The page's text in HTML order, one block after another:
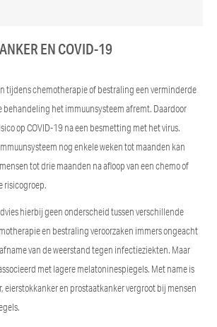
EN COVID-19
tijdens chemotherapie of bestraling een verminderde
behandeling het immuunsysteem afremt. Daardoor
op COVID-19 na een besmetting met het virus.
nog enkele weken tot maanden kan
tot drie maanden na afloop van een chemo of
risicogroep.
hierbij geen onderscheid tussen verschillende
en bestraling veroorzaken immers ongeacht
van de weerstand tegen infectieziekten. Maar
met lagere melatoninespiegels. Met name is
eierstokkanker en prostaatkanker vergroot bij mensen